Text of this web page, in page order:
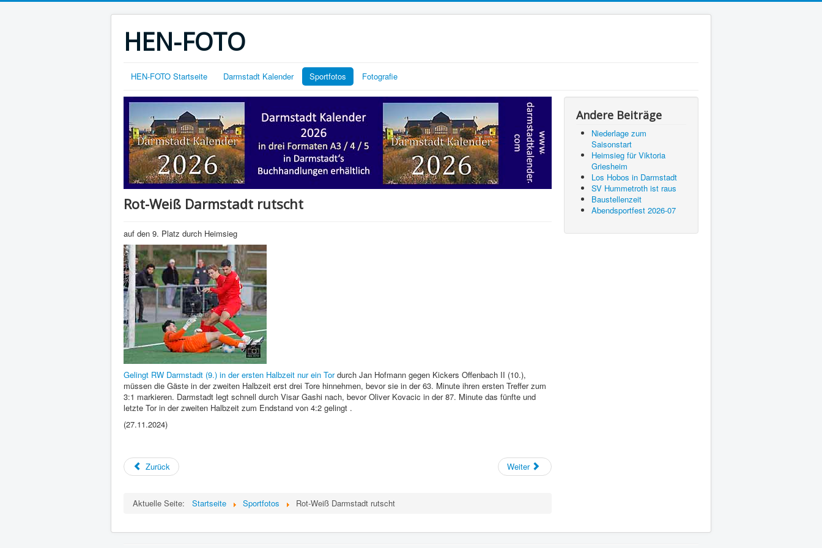
HEN-FOTO
HEN-FOTO Startseite Darmstadt Kalender Sportfotos Fotografie
Rot-Weiß Darmstadt rutscht
auf den 9. Platz durch Heimsieg
Gelingt RW Darmstadt (9.) in der ersten Halbzeit nur ein Tordurch Jan Hofmann gegen Kickers Offenbach II (10.),
müssen die Gäste in der zweiten Halbzeit erst drei Tore hinnehmen, bevor sie in der 63. Minute ihren ersten Treffer zum
3:1 markieren. Darmstadt legt schnell durch Visar Gashi nach, bevor Oliver Kovacic in der 87. Minute das fünfte und
letzte Tor in der zweiten Halbzeit zum Endstand von 4:2 gelingt .
(27.11.2024)
Zurück Weiter
Aktuelle Seite: Startseite Sportfotos Rot-Weiß Darmstadt rutscht
Andere Beiträge
Niederlage zum
Saisonstart
Heimsieg für Viktoria
Griesheim
Los Hobos in Darmstadt
SV Hummetroth ist raus
Baustellenzeit
Abendsportfest 2026-07